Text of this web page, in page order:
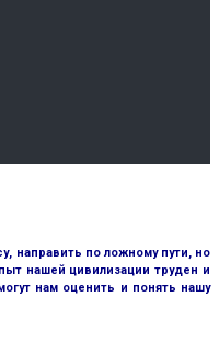
направить по ложному пути, но
нашей цивилизации труден и
нам оценить и понять нашу